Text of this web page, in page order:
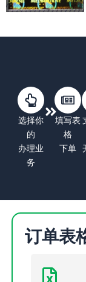
选择你
的
办理业
务
填写表
格
下单
订单表